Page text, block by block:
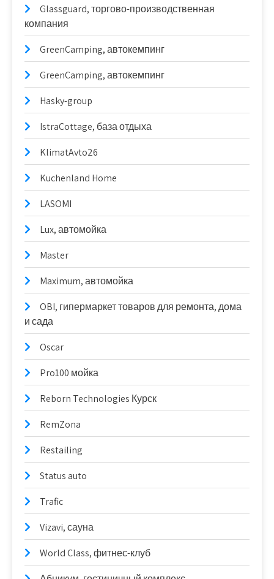
Glassguard, торгово-производственная
компания
GreenCamping, автокемпинг
GreenCamping, автокемпинг
Hasky-group
IstraCottage, база отдыха
KlimatAvto26
Kuchenland Home
LASOMI
Lux, автомойка
Master
Maximum, автомойка
OBI, гипермаркет товаров для ремонта, дома
и сада
Oscar
Pro100 мойка
Reborn Technologies Курск
RemZona
Restailing
Status auto
Trafic
Vizavi, сауна
World Class, фитнес-клуб